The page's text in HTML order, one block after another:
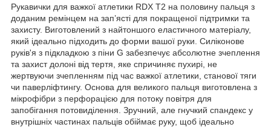
Рукавички для важкої атлетики RDX T2 на половину пальця з
доданим ремінцем на зап’ясті для покращеної підтримки та
захисту. Виготовлений з найтоншого еластичного матеріалу,
який ідеально підходить до форми вашої руки. Силіконове
руків'я з підкладкою з піни G забезпечує абсолютне зчеплення
та захист долоні від тертя, яке спричиняє пухирі, не
жертвуючи зчепленням під час важкої атлетики, станової тяги
чи паверліфтингу. Основа для великого пальця виготовлена з
мікрофібри з перфорацією для потоку повітря для
запобігання потовиділення. Зручний, але гнучкий спандекс у
внутрішніх частинах пальців обіймає руку, щоб ідеально